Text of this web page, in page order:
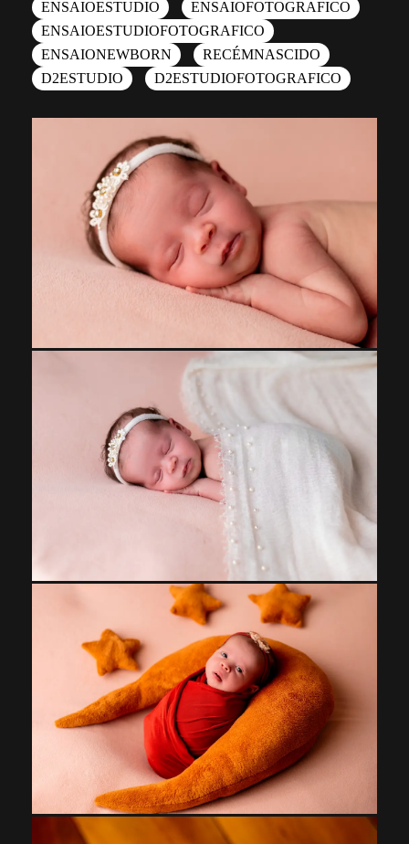
ENSAIOESTUDIO
ENSAIOFOTOGRAFICO
ENSAIOESTUDIOFOTOGRAFICO
ENSAIONEWBORN
RECÉMNASCIDO
D2ESTUDIO
D2ESTUDIOFOTOGRAFICO